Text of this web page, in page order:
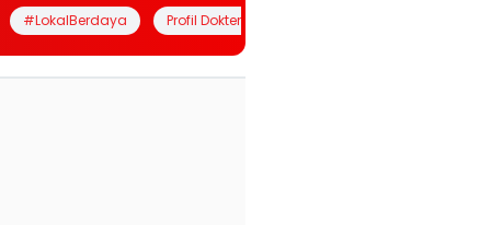
#LokalBerdaya Profil Dokter